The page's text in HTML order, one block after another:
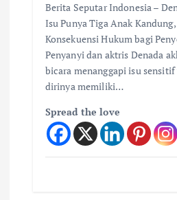
Berita Seputar Indonesia –
Isu Punya Tiga Anak
Konsekuensi Hukum bagi
Penyanyi dan aktris Denada
bicara menanggapi isu
dirinya memiliki…
Spread the love